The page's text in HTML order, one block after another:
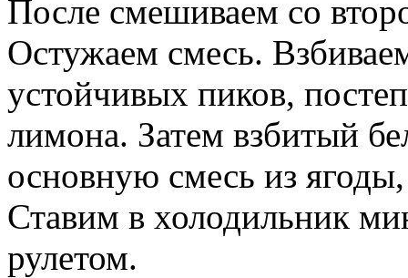
После смешиваем со
Остужаем смесь.
устойчивых пиков,
лимона. Затем взбитый
основную смесь из
Ставим в холодильник
рулетом.